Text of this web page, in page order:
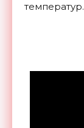
температур.